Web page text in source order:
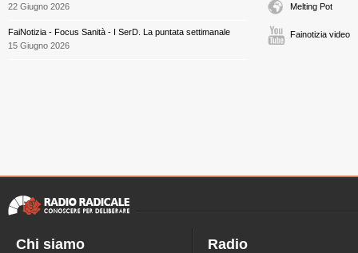
22 Giugno 2026
FaiNotizia - Focus Sanità - I SerD. La puntata settimanale
15 Giugno 2026
Melting Pot
Fainotizia video
Chi siamo Radio